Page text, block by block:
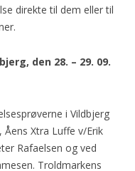
direkte til dem eller til
den 28. – 29. 09.
i Vildbjerg
Xtra Luffe v/Erik
Rafaelsen og ved
Troldmarkens